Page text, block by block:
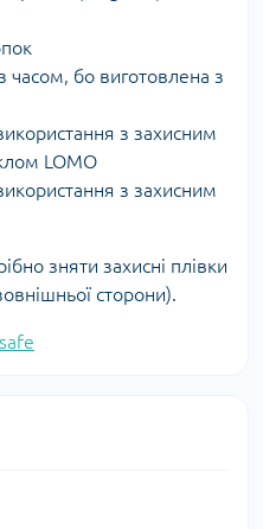
часом, бо виготовлена з
з захисним
LOMO
з захисним
зняти захисні плівки
сторони).